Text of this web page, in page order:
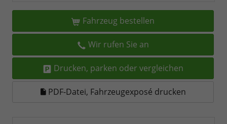
Fahrzeug bestellen
Wir rufen Sie an
Drucken, parken oder vergleichen
PDF-Datei, Fahrzeugexposé drucken